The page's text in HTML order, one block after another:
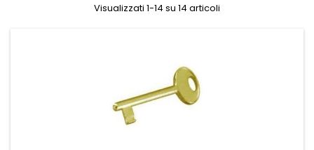
Visualizzati 1-14 su 14 articoli